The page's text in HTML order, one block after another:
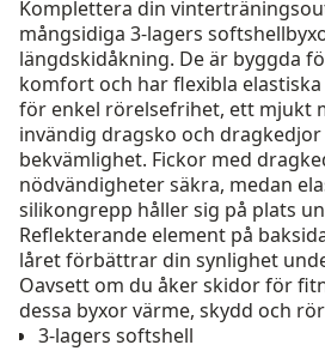
Komplettera din
mångsidiga 3-lagers
längdskidåkning. De är byggda
komfort och har flexibla
för enkel rörelsefrihet, ett mjukt
invändig dragsko och
bekvämlighet. Fickor med
nödvändigheter säkra, medan
silikongrepp håller sig på plats
Reflekterande element på
låret förbättrar din synlighet
Oavsett om du åker skidor för
dessa byxor värme, skydd och
3-lagers softshell